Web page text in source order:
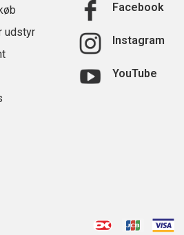
udstyr
Facebook
Instagram
YouTube